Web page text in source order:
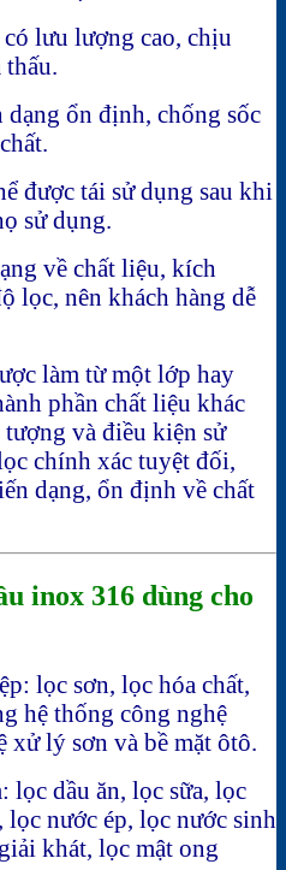
có lưu lượng cao, chịu
thấu.
dạng ổn định, chống sốc
được tái sử dụng sau khi
sử dụng.
về chất liệu, kích
lọc, nên khách hàng dễ
làm từ một lớp hay
phần chất liệu khác
và điều kiện sử
chính xác tuyệt đối,
dạng, ổn định về chất
inox 316 dùng cho
lọc sơn, lọc hóa chất,
hệ thống công nghệ
xử lý sơn và bề mặt ôtô.
lọc dầu ăn, lọc sữa, lọc
nước ép, lọc nước sinh
khát, lọc mật ong